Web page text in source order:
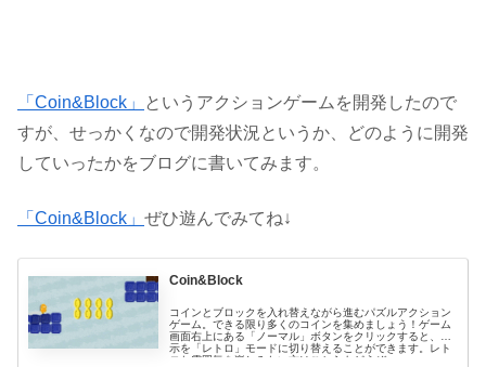
「Coin&Block」
というアクションゲームを開発したので
すが、せっかくなので開発状況というか、どのように開発
していったかをブログに書いてみます。
「Coin&Block」 ぜひ遊んでみてね↓
Coin&Block
コインとブロックを入れ替えながら進むパズルアクション
ゲーム。できる限り多くのコインを集めましょう！ゲーム
画面右上にある「ノーマル」ボタンをクリックすると、表
示を「レトロ」モードに切り替えることができます。レト
ロな雰囲気を楽しみたい方はこちらもどうぞ。